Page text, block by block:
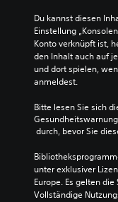
Du kannst diesen
Einstellung
Konto verknüpft ist,
den Inhalt auch auf
und dort spielen,
anmeldest.
Bitte lesen Sie sich
durch, bevor Sie
unter exklusiver
Europe. Es gelten
Vollständige